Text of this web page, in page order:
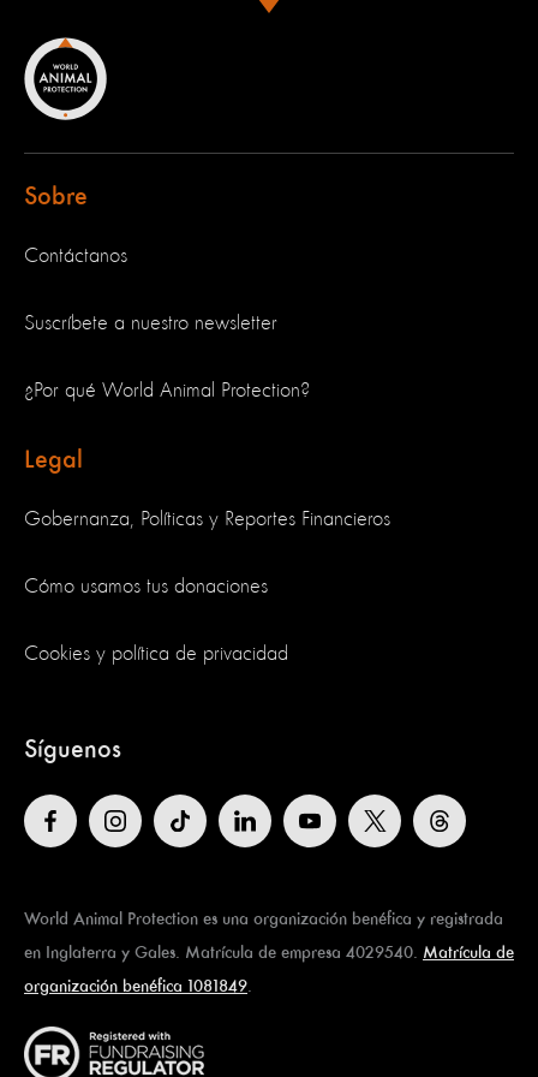
Sobre
Contáctanos
Suscríbete a nuestro newsletter
¿Por qué World Animal Protection?
Legal
Gobernanza, Políticas y Reportes Financieros
Cómo usamos tus donaciones
Cookies y política de privacidad
Síguenos
World Animal Protection es una organización benéfica y registrada
en Inglaterra y Gales. Matrícula de empresa 4029540. Matrícula de
organización benéfica 1081849